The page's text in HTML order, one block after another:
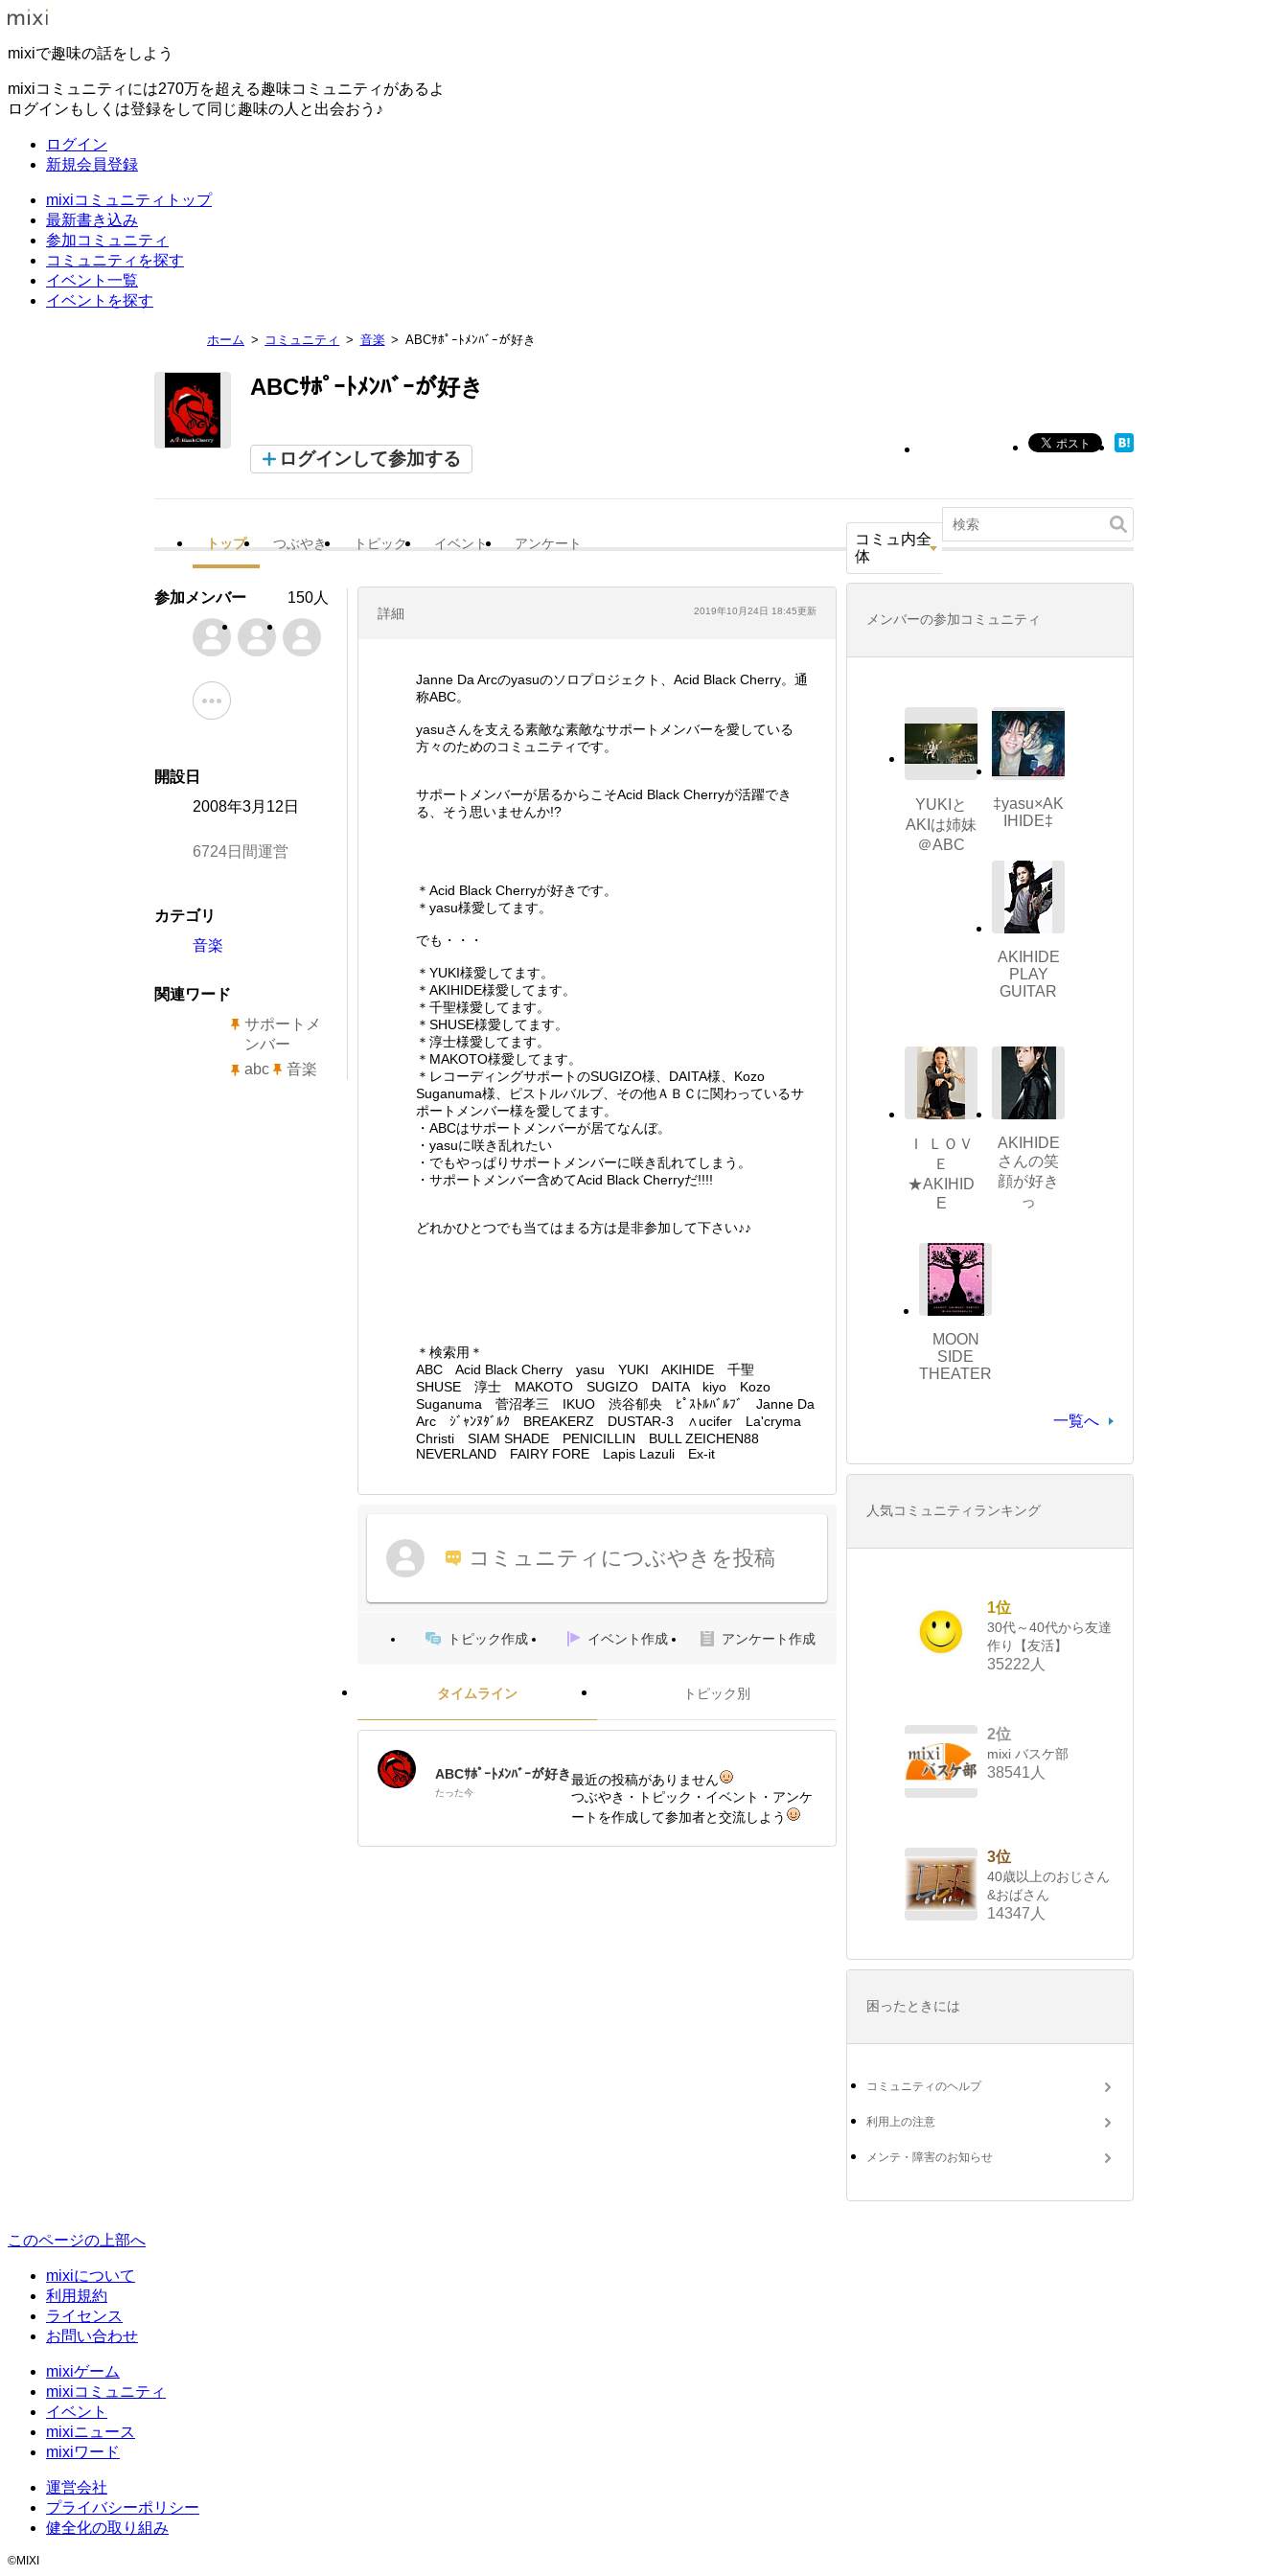
mixiで趣味の話をしよう
mixiコミュニティには270万を超える趣味コミュニティがあるよ
ログインもしくは登録をして同じ趣味の人と出会おう♪
ログイン
新規会員登録
mixiコミュニティトップ
最新書き込み
参加コミュニティ
コミュニティを探す
イベント一覧
イベントを探す
ホーム コミュニティ 音楽 ABCｻﾎﾟｰﾄﾒﾝﾊﾞｰが好き
ABCｻﾎﾟｰﾄﾒﾝﾊﾞｰが好き
ログインして参加する
トップ つぶやき トピック イベント アンケート
コミュ内全
体
詳細 2019年10月24日 18:45更新
Janne Da Arcのyasuのソロプロジェクト、Acid Black Cherry。通
称ABC。
yasuさんを支える素敵な素敵なサポートメンバーを愛している
方々のためのコミュニティです。
サポートメンバーが居るからこそAcid Black Cherryが活躍でき
る、そう思いませんか!?
＊Acid Black Cherryが好きです。
＊yasu様愛してます。
でも・・・
＊YUKI様愛してます。
＊AKIHIDE様愛してます。
＊千聖様愛してます。
＊SHUSE様愛してます。
＊淳士様愛してます。
＊MAKOTO様愛してます。
＊レコーディングサポートのSUGIZO様、DAITA様、Kozo
Suganuma様、ピストルバルブ、その他ＡＢＣに関わっているサ
ポートメンバー様を愛してます。
・ABCはサポートメンバーが居てなんぼ。
・yasuに咲き乱れたい
・でもやっぱりサポートメンバーに咲き乱れてしまう。
・サポートメンバー含めてAcid Black Cherryだ!!!!
どれかひとつでも当てはまる方は是非参加して下さい♪♪
＊検索用＊
ABC Acid Black Cherry yasu YUKI AKIHIDE 千聖
SHUSE 淳士 MAKOTO SUGIZO DAITA kiyo Kozo
Suganuma 菅沼孝三 IKUO 渋谷郁央 ﾋﾟｽﾄﾙﾊﾞﾙﾌﾞ Janne Da
Arc ｼﾞｬﾝﾇﾀﾞﾙｸ BREAKERZ DUSTAR-3 ∧ucifer La'cryma
Christi SIAM SHADE PENICILLIN BULL ZEICHEN88
NEVERLAND FAIRY FORE Lapis Lazuli Ex-it
コミュニティにつぶやきを投稿
トピック作成 イベント作成 アンケート作成
タイムライン トピック別
ABCｻﾎﾟｰﾄﾒﾝﾊﾞｰが好き
たった今
最近の投稿がありません
つぶやき・トピック・イベント・アンケ
ートを作成して参加者と交流しよう
参加メンバー 150人
開設日
2008年3月12日
6724日間運営
カテゴリ
音楽
関連ワード
サポートメ
ンバー
abc
音楽
メンバーの参加コミュニティ
YUKIと
AKIは姉妹
＠ABC
‡yasu×AK
IHIDE‡
AKIHIDE
PLAY
GUITAR
Ｉ ＬＯＶ
Ｅ
★AKIHID
E
AKIHIDE
さんの笑
顔が好き
っ
MOON
SIDE
THEATER
一覧へ
人気コミュニティランキング
1位
30代～40代から友達
作り【友活】
35222人
2位
mixi バスケ部
38541人
3位
40歳以上のおじさん
&おばさん
14347人
困ったときには
コミュニティのヘルプ
利用上の注意
メンテ・障害のお知らせ
このページの上部へ
mixiについて
利用規約
ライセンス
お問い合わせ
mixiゲーム
mixiコミュニティ
イベント
mixiニュース
mixiワード
運営会社
プライバシーポリシー
健全化の取り組み
©MIXI